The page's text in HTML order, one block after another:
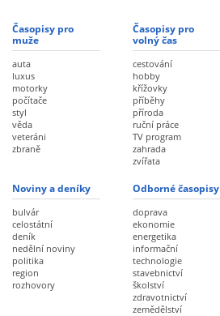
Časopisy pro
muže
auta
luxus
motorky
počítače
styl
věda
veteráni
zbraně
Časopisy pro
volný čas
cestování
hobby
křížovky
příběhy
příroda
ruční práce
TV program
zahrada
zvířata
Noviny a deníky
bulvár
celostátní
deník
nedělní noviny
politika
region
rozhovory
Odborné časopisy
doprava
ekonomie
energetika
informační
technologie
stavebnictví
školství
zdravotnictví
zemědělství